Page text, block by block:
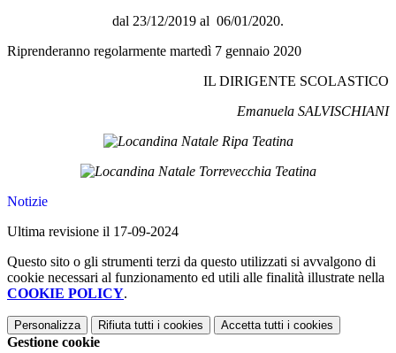
dal 23/12/2019 al 06/01/2020.
Riprenderanno regolarmente martedì 7 gennaio 2020
IL DIRIGENTE SCOLASTICO
Emanuela SALVISCHIANI
Notizie
Ultima revisione il 17-09-2024
Questo sito o gli strumenti terzi da questo utilizzati si avvalgono di
cookie necessari al funzionamento ed utili alle finalità illustrate nella
COOKIE POLICY.
Personalizza Rifiuta tutti i cookies Accetta tutti i cookies
Gestione cookie